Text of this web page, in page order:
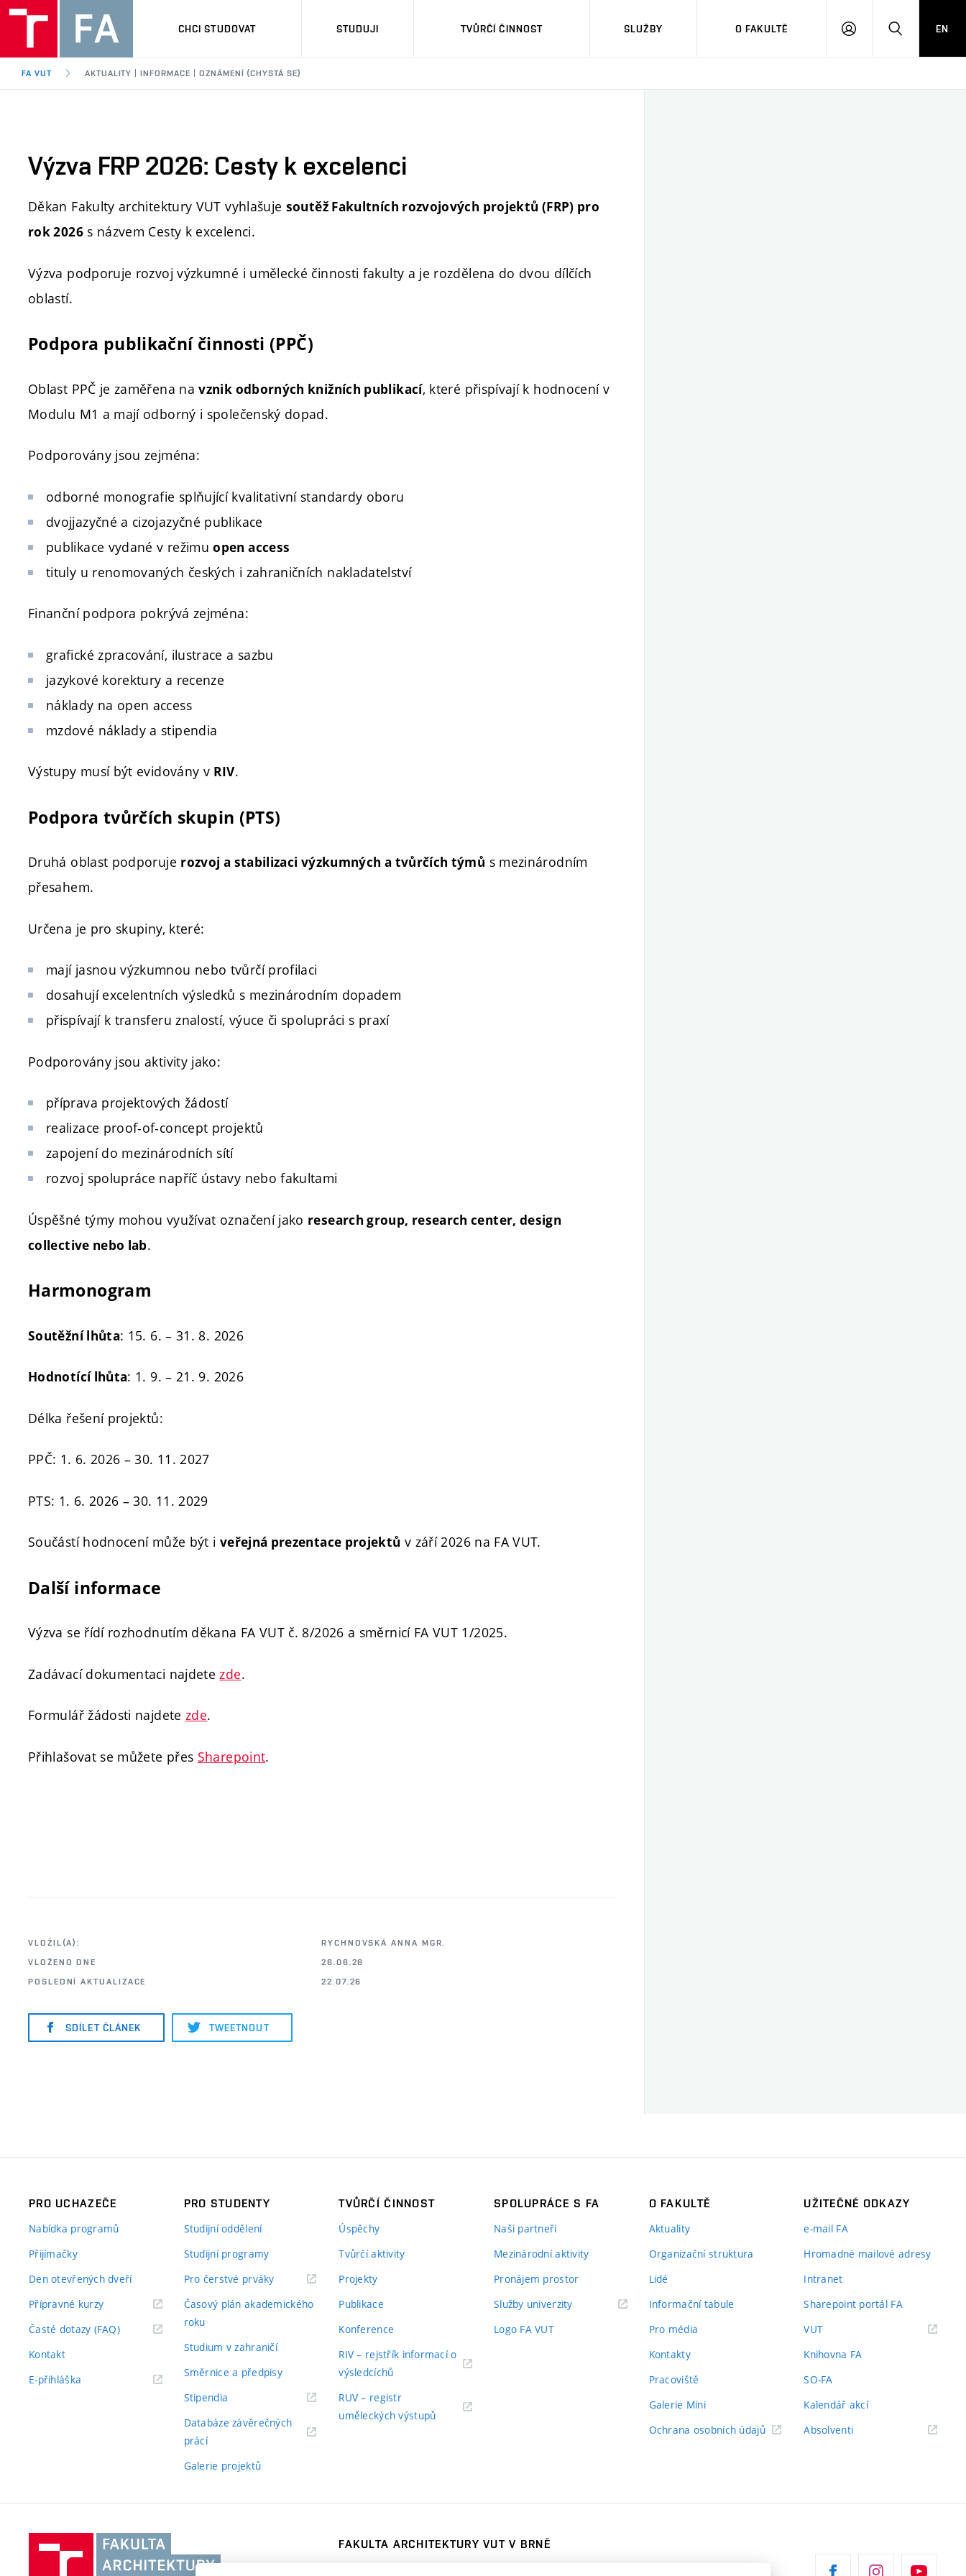
CHCI STUDOVAT STUDUJI TVŮRČÍ ČINNOST SLUŽBY O FAKULTĚ
PŘIHLÁSITHLEDAT
EN
FA VUT AKTUALITY | INFORMACE | OZNÁMENÍ (CHYSTÁ SE)
Výzva FRP 2026: Cesty k excelenci
Děkan Fakulty architektury VUT vyhlašuje soutěž Fakultních rozvojových projektů (FRP) pro
rok 2026s názvem Cesty k excelenci.
Výzva podporuje rozvoj výzkumné i umělecké činnosti fakulty a je rozdělena do dvou dílčích
oblastí.
Podpora publikační činnosti (PPČ)
Oblast PPČ je zaměřena navznik odborných knižních publikací, které přispívají k hodnocení v
Modulu M1 a mají odborný i společenský dopad.
Podporovány jsou zejména:
odborné monografie splňující kvalitativní standardy oboru
dvojjazyčné a cizojazyčné publikace
publikace vydané v režimuopen access
tituly u renomovaných českých i zahraničních nakladatelství
Finanční podpora pokrývá zejména:
grafické zpracování, ilustrace a sazbu
jazykové korektury a recenze
náklady na open access
mzdové náklady a stipendia
Výstupy musí být evidovány v RIV.
Podpora tvůrčích skupin (PTS)
Druhá oblast podporuje rozvoj a stabilizaci výzkumných a tvůrčích týmů s mezinárodním
přesahem.
Určena je pro skupiny, které:
mají jasnou výzkumnou nebo tvůrčí profilaci
dosahují excelentních výsledků s mezinárodním dopadem
přispívají k transferu znalostí, výuce či spolupráci s praxí
Podporovány jsou aktivity jako:
příprava projektových žádostí
realizace proof-of-concept projektů
zapojení do mezinárodních sítí
rozvoj spolupráce napříč ústavy nebo fakultami
Úspěšné týmy mohou využívat označení jako research group, research center, design
collective nebo lab.
Harmonogram
Soutěžní lhůta: 15. 6. – 31. 8. 2026
Hodnotící lhůta: 1. 9. – 21. 9. 2026
Délka řešení projektů:
PPČ: 1. 6. 2026 – 30. 11. 2027
PTS: 1. 6. 2026 – 30. 11. 2029
Součástí hodnocení může být i veřejná prezentace projektů v září 2026 na FA VUT.
Další informace
Výzva se řídí rozhodnutím děkana FA VUT č. 8/2026 a směrnicí FA VUT 1/2025.
Zadávací dokumentaci najdete zde.
Formulář žádosti najdetezde.
Přihlašovat se můžete přes Sharepoint.
VLOŽIL(A):
RYCHNOVSKÁ ANNA MGR.
VLOŽENO DNE
26.06.26
POSLEDNÍ AKTUALIZACE
22.07.26
SDÍLET ČLÁNEK TWEETNOUT
PRO UCHAZEČE
Nabídka programů
Přijímačky
Den otevřených dveří
Přípravné kurzy
Časté dotazy (FAQ)
Kontakt
E-přihláška
PRO STUDENTY
Studijní oddělení
Studijní programy
Pro čerstvé prváky
Časový plán akademického
roku
Studium v zahraničí
Směrnice a předpisy
Stipendia
Databáze závěrečných
prácí
Galerie projektů
TVŮRČÍ ČINNOST
Úspěchy
Tvůrčí aktivity
Projekty
Publikace
Konference
RIV – rejstřík informací o
výsledcíchů
RUV – registr
uměleckých výstupů
SPOLUPRÁCE S FA
Naši partneři
Mezinárodní aktivity
Pronájem prostor
Služby univerzity
Logo FA VUT
O FAKULTĚ
Aktuality
Organizační struktura
Lidé
Informační tabule
Pro média
Kontakty
Pracoviště
Galerie Mini
Ochrana osobních údajů
UŽITEČNÉ ODKAZY
e-mail FA
Hromadné mailové adresy
Intranet
Sharepoint portál FA
VUT(externí
Knihovna FA
SO-FA
Kalendář akcí
Absolventi(externí
učení
FAKULTA ARCHITEKTURY VUT V BRNĚ